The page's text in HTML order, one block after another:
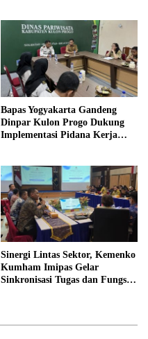
Bapas Yogyakarta Gandeng
Dinpar Kulon Progo Dukung
Implementasi Pidana Kerja
Sinergi Lintas Sektor, Kemenko
Kumham Imipas Gelar
Sinkronisasi Tugas dan Fungsi